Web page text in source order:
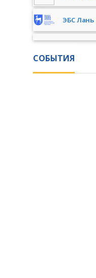
ЭБС Лань
СОБЫТИЯ